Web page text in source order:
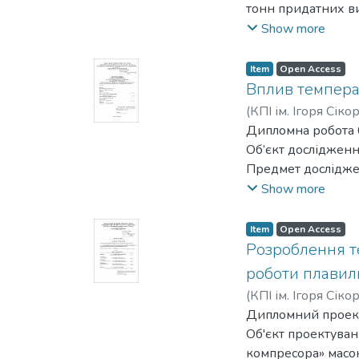
тонн придатних
технологічний
Була розроблена
проведено
При проектуванні
організаційних
Це включало
витрат на
процесу.
працівників та
запобіжні засоби
фінішних
Show more
Item Open Access
Вплив
(КПІ ім. Ігоря
Дипломна робота
Об’єкт
Предмет
Мета роботи
Методи
Результати
моделей
Ступінь
Область
Прогнозні
ливарних
Show more
Item Open Access
Розроблення
роботи
(КПІ ім. Ігоря
Дипломний
Об'єкт
компресора»